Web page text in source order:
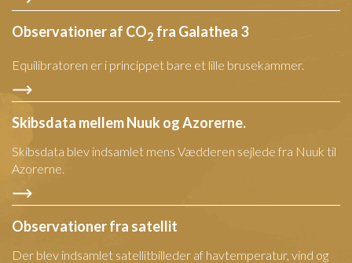
Observationer af CO2 fra Galathea 3
Equilibratoren er i princippet bare et lille brusekammer.
Skibsdata mellem Nuuk og Azorerne.
Skibsdata blev indsamlet mens Vædderen sejlede fra Nuuk til
Azorerne.
Observationer fra satellit
Der blev indsamlet satellitbilleder af havtemperatur, vind og